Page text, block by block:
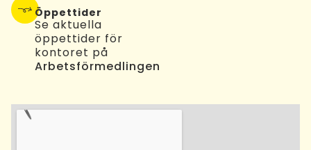
Öppettider
Se aktuella
öppettider för
kontoret på
Arbetsförmedlingen